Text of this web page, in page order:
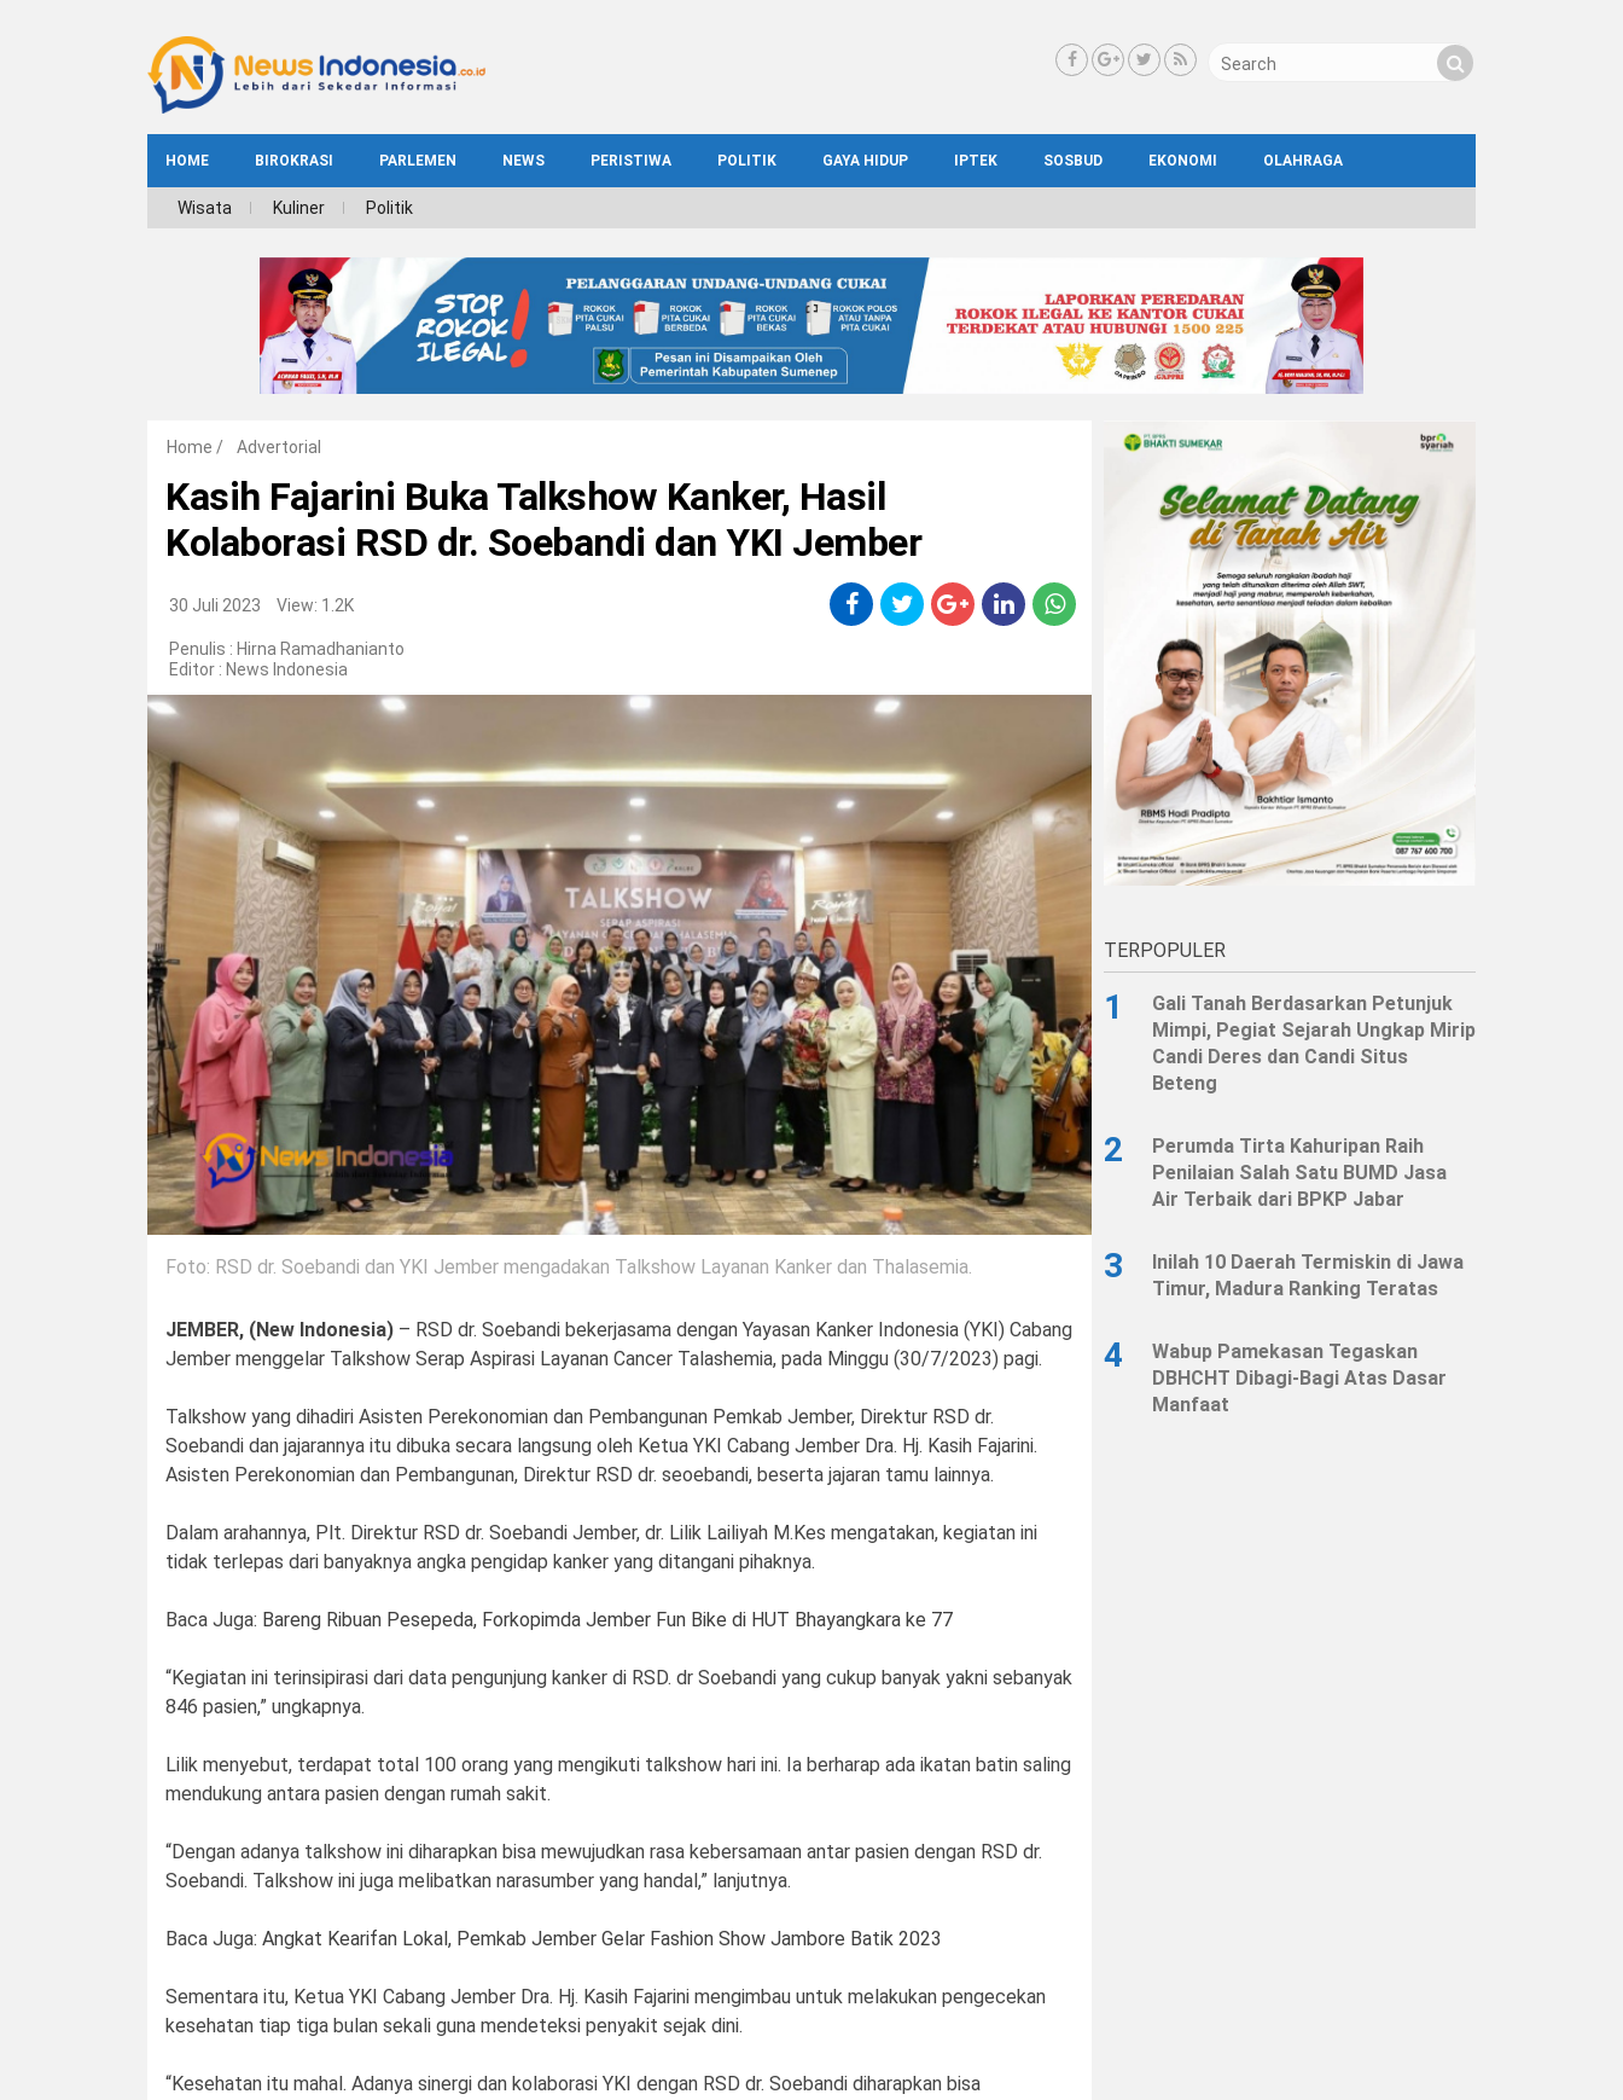
HOME BIROKRASI PARLEMEN NEWS PERISTIWA POLITIK GAYA HIDUP IPTEK SOSBUD EKONOMI OLAHRAGA
INDEKS BIROKRASI
Wisata Kuliner Politik
Home / Advertorial
Kasih Fajarini Buka Talkshow Kanker, Hasil
Kolaborasi RSD dr. Soebandi dan YKI Jember
30 Juli 2023 View: 1.2K
Penulis : Hirna Ramadhanianto
Editor : News Indonesia
Foto: RSD dr. Soebandi dan YKI Jember mengadakan Talkshow Layanan Kanker dan Thalasemia.
JEMBER, (New Indonesia) – RSD dr. Soebandi bekerjasama dengan Yayasan Kanker Indonesia (YKI) Cabang
Jember menggelar Talkshow Serap Aspirasi Layanan Cancer Talashemia, pada Minggu (30/7/2023) pagi.
Talkshow yang dihadiri Asisten Perekonomian dan Pembangunan Pemkab Jember, Direktur RSD dr.
Soebandi dan jajarannya itu dibuka secara langsung oleh Ketua YKI Cabang Jember Dra. Hj. Kasih Fajarini.
Asisten Perekonomian dan Pembangunan, Direktur RSD dr. seoebandi, beserta jajaran tamu lainnya.
Dalam arahannya, Plt. Direktur RSD dr. Soebandi Jember, dr. Lilik Lailiyah M.Kes mengatakan, kegiatan ini
tidak terlepas dari banyaknya angka pengidap kanker yang ditangani pihaknya.
Baca Juga: Bareng Ribuan Pesepeda, Forkopimda Jember Fun Bike di HUT Bhayangkara ke 77
“Kegiatan ini terinsipirasi dari data pengunjung kanker di RSD. dr Soebandi yang cukup banyak yakni sebanyak
846 pasien,” ungkapnya.
Lilik menyebut, terdapat total 100 orang yang mengikuti talkshow hari ini. Ia berharap ada ikatan batin saling
mendukung antara pasien dengan rumah sakit.
“Dengan adanya talkshow ini diharapkan bisa mewujudkan rasa kebersamaan antar pasien dengan RSD dr.
Soebandi. Talkshow ini juga melibatkan narasumber yang handal,” lanjutnya.
Baca Juga: Angkat Kearifan Lokal, Pemkab Jember Gelar Fashion Show Jambore Batik 2023
Sementara itu, Ketua YKI Cabang Jember Dra. Hj. Kasih Fajarini mengimbau untuk melakukan pengecekan
kesehatan tiap tiga bulan sekali guna mendeteksi penyakit sejak dini.
“Kesehatan itu mahal. Adanya sinergi dan kolaborasi YKI dengan RSD dr. Soebandi diharapkan bisa
TERPOPULER
1
Gali Tanah Berdasarkan Petunjuk
Mimpi, Pegiat Sejarah Ungkap Mirip
Candi Deres dan Candi Situs
Beteng
2
Perumda Tirta Kahuripan Raih
Penilaian Salah Satu BUMD Jasa
Air Terbaik dari BPKP Jabar
3
Inilah 10 Daerah Termiskin di Jawa
Timur, Madura Ranking Teratas
4
Wabup Pamekasan Tegaskan
DBHCHT Dibagi-Bagi Atas Dasar
Manfaat